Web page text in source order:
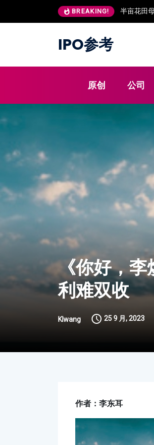
BREAKING! 朗高科技
IPO参考
原创 公司
《你好，李
利难双收
Klwang 25 9 月, 2023
作者：李东耳